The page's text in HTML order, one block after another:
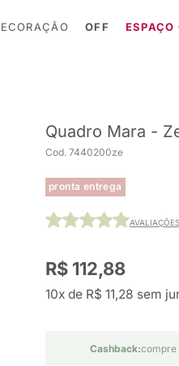
OFF ESPAÇO
Quadro Mara -
Cod. 7440200ze
pronta entrega
R$ 112,88
10x de R$ 11,28 sem
Cashback:compre